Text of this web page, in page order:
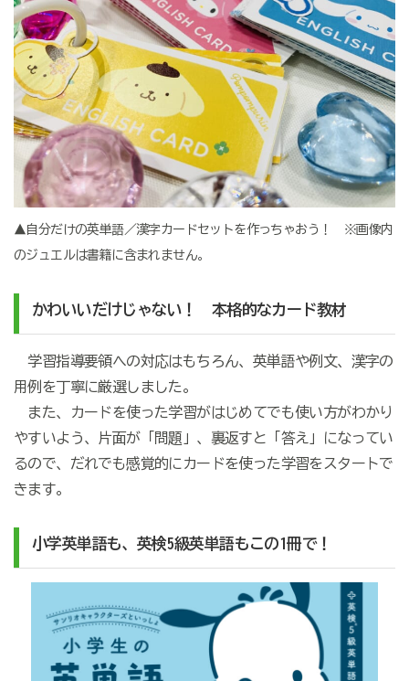
▲自分だけの英単語／漢字カードセットを作っちゃおう！ ※画像内
のジュエルは書籍に含まれません。
かわいいだけじゃない！ 本格的なカード教材
学習指導要領への対応はもちろん、英単語や例文、漢字の
用例を丁寧に厳選しました。
また、カードを使った学習がはじめてでも使い方がわかり
やすいよう、片面が「問題」、裏返すと「答え」になってい
るので、だれでも感覚的にカードを使った学習をスタートで
きます。
小学英単語も、英検5級英単語もこの1冊で！